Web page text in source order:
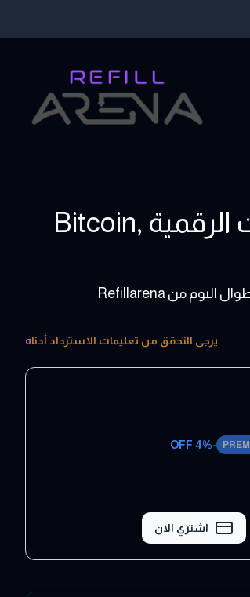
اشتر بطاقات هدايا Coop باستخدام العملات الرقمية ,Bitcoin
يرجى التحقق من تعليمات الاسترداد أدناه
-
4% OFF
اشتري الان